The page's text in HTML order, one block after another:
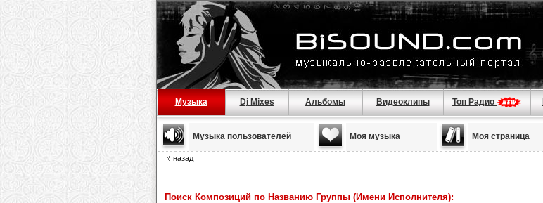
Музыка Dj Mixes Альбомы Видеоклипы Топ Радио
Музыка пользователей Моя музыка Моя страница
назад
Поиск Композиций по Названию Группы (Имени Исполнителя):